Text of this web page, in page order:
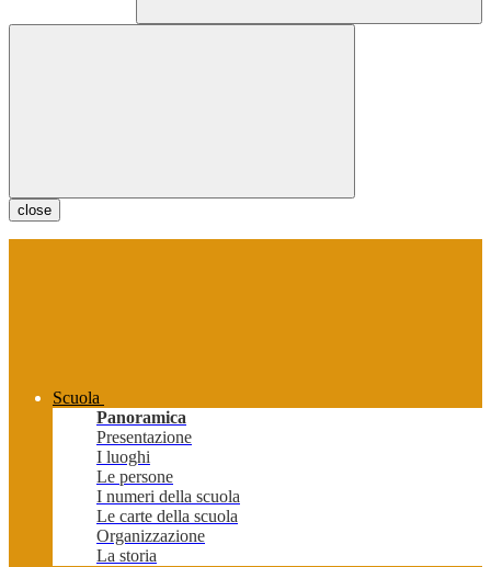
close
Scuola
Panoramica
Presentazione
I luoghi
Le persone
I numeri della scuola
Le carte della scuola
Organizzazione
La storia